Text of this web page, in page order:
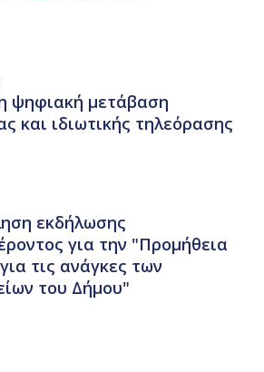
ψηφιακή μετάβαση
και ιδιωτικής τηλεόρασης
εκδήλωσης
για την "Προμήθεια
τις ανάγκες των
του Δήμου"